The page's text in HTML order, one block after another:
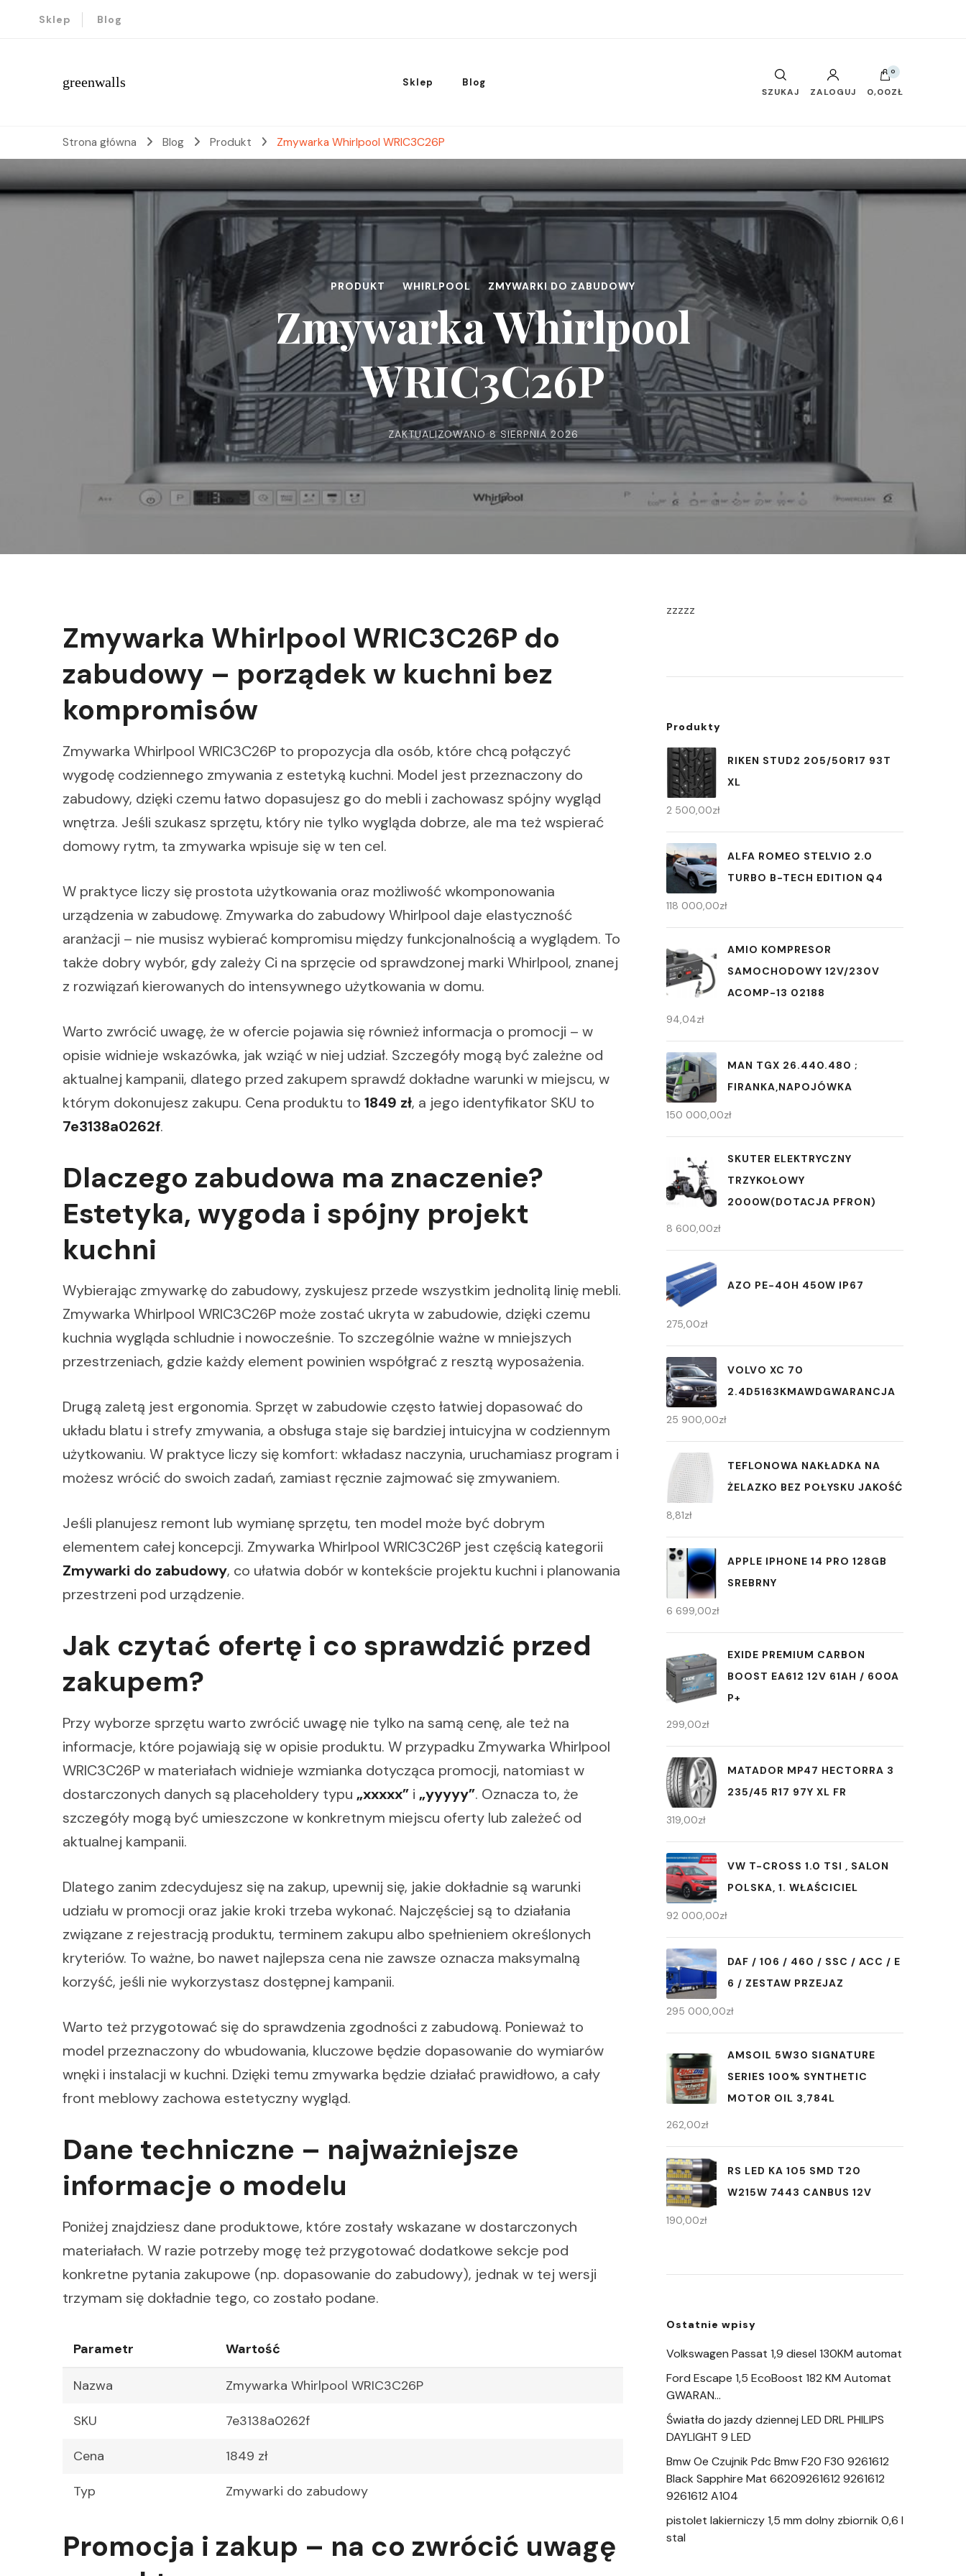
Sklep Blog
greenwalls Sklep Blog
SZUKAJ ZALOGUJ
0
0,00ZŁ
Strona główna Blog Produkt Zmywarka Whirlpool WRIC3C26P
PRODUKT WHIRLPOOL ZMYWARKI DO ZABUDOWY
Zmywarka Whirlpool
WRIC3C26P
ZAKTUALIZOWANO8 SIERPNIA 2026
Zmywarka Whirlpool WRIC3C26P do
zabudowy – porządek w kuchni bez
kompromisów
Zmywarka Whirlpool WRIC3C26P to propozycja dla osób, które chcą połączyć
wygodę codziennego zmywania z estetyką kuchni. Model jest przeznaczony do
zabudowy, dzięki czemu łatwo dopasujesz go do mebli i zachowasz spójny wygląd
wnętrza. Jeśli szukasz sprzętu, który nie tylko wygląda dobrze, ale ma też wspierać
domowy rytm, ta zmywarka wpisuje się w ten cel.
W praktyce liczy się prostota użytkowania oraz możliwość wkomponowania
urządzenia w zabudowę. Zmywarka do zabudowy Whirlpool daje elastyczność
aranżacji – nie musisz wybierać kompromisu między funkcjonalnością a wyglądem. To
także dobry wybór, gdy zależy Ci na sprzęcie od sprawdzonej marki Whirlpool, znanej
z rozwiązań kierowanych do intensywnego użytkowania w domu.
Warto zwrócić uwagę, że w ofercie pojawia się również informacja o promocji – w
opisie widnieje wskazówka, jak wziąć w niej udział. Szczegóły mogą być zależne od
aktualnej kampanii, dlatego przed zakupem sprawdź dokładne warunki w miejscu, w
którym dokonujesz zakupu. Cena produktu to 1849 zł, a jego identyfikator SKU to
7e3138a0262f.
Dlaczego zabudowa ma znaczenie?
Estetyka, wygoda i spójny projekt
kuchni
Wybierając zmywarkę do zabudowy, zyskujesz przede wszystkim jednolitą linię mebli.
Zmywarka Whirlpool WRIC3C26P może zostać ukryta w zabudowie, dzięki czemu
kuchnia wygląda schludnie i nowocześnie. To szczególnie ważne w mniejszych
przestrzeniach, gdzie każdy element powinien współgrać z resztą wyposażenia.
Drugą zaletą jest ergonomia. Sprzęt w zabudowie często łatwiej dopasować do
układu blatu i strefy zmywania, a obsługa staje się bardziej intuicyjna w codziennym
użytkowaniu. W praktyce liczy się komfort: wkładasz naczynia, uruchamiasz program i
możesz wrócić do swoich zadań, zamiast ręcznie zajmować się zmywaniem.
Jeśli planujesz remont lub wymianę sprzętu, ten model może być dobrym
elementem całej koncepcji. Zmywarka Whirlpool WRIC3C26P jest częścią kategorii
Zmywarki do zabudowy, co ułatwia dobór w kontekście projektu kuchni i planowania
przestrzeni pod urządzenie.
Jak czytać ofertę i co sprawdzić przed
zakupem?
Przy wyborze sprzętu warto zwrócić uwagę nie tylko na samą cenę, ale też na
informacje, które pojawiają się w opisie produktu. W przypadku Zmywarka Whirlpool
WRIC3C26P w materiałach widnieje wzmianka dotycząca promocji, natomiast w
dostarczonych danych są placeholdery typu „xxxxx” i „yyyyy”. Oznacza to, że
szczegóły mogą być umieszczone w konkretnym miejscu oferty lub zależeć od
aktualnej kampanii.
Dlatego zanim zdecydujesz się na zakup, upewnij się, jakie dokładnie są warunki
udziału w promocji oraz jakie kroki trzeba wykonać. Najczęściej są to działania
związane z rejestracją produktu, terminem zakupu albo spełnieniem określonych
kryteriów. To ważne, bo nawet najlepsza cena nie zawsze oznacza maksymalną
korzyść, jeśli nie wykorzystasz dostępnej kampanii.
Warto też przygotować się do sprawdzenia zgodności z zabudową. Ponieważ to
model przeznaczony do wbudowania, kluczowe będzie dopasowanie do wymiarów
wnęki i instalacji w kuchni. Dzięki temu zmywarka będzie działać prawidłowo, a cały
front meblowy zachowa estetyczny wygląd.
Dane techniczne – najważniejsze
informacje o modelu
Poniżej znajdziesz dane produktowe, które zostały wskazane w dostarczonych
materiałach. W razie potrzeby mogę też przygotować dodatkowe sekcje pod
konkretne pytania zakupowe (np. dopasowanie do zabudowy), jednak w tej wersji
trzymam się dokładnie tego, co zostało podane.
Parametr Wartość
Nazwa Zmywarka Whirlpool WRIC3C26P
SKU 7e3138a0262f
Cena 1849 zł
Typ Zmywarki do zabudowy
Promocja i zakup – na co zwrócić uwagę
zzzzz
Produkty
RIKEN STUD2 205/50R17 93T
XL
2 500,00zł
ALFA ROMEO STELVIO 2.0
TURBO B-TECH EDITION Q4
118 000,00zł
AMIO KOMPRESOR
SAMOCHODOWY 12V/230V
ACOMP-13 02188
94,04zł
MAN TGX 26.440.480 ;
FIRANKA,NAPOJÓWKA
150 000,00zł
SKUTER ELEKTRYCZNY
TRZYKOŁOWY
2000W(DOTACJA PFRON)
8 600,00zł
AZO PE-40H 450W IP67
275,00zł
VOLVO XC 70
2.4D5163KMAWDGWARANCJA
25 900,00zł
TEFLONOWA NAKŁADKA NA
ŻELAZKO BEZ POŁYSKU JAKOŚĆ
8,81zł
APPLE IPHONE 14 PRO 128GB
SREBRNY
6 699,00zł
EXIDE PREMIUM CARBON
BOOST EA612 12V 61AH / 600A
P+
299,00zł
MATADOR MP47 HECTORRA 3
235/45 R17 97Y XL FR
319,00zł
VW T-CROSS 1.0 TSI , SALON
POLSKA, 1. WŁAŚCICIEL
92 000,00zł
DAF / 106 / 460 / SSC / ACC / E
6 / ZESTAW PRZEJAZ
295 000,00zł
AMSOIL 5W30 SIGNATURE
SERIES 100% SYNTHETIC
MOTOR OIL 3,784L
262,00zł
RS LED KA 105 SMD T20
W215W 7443 CANBUS 12V
190,00zł
Ostatnie wpisy
Volkswagen Passat 1,9 diesel 130KM automat
Ford Escape 1,5 EcoBoost 182 KM Automat
GWARAN…
Światła do jazdy dziennej LED DRL PHILIPS
DAYLIGHT 9 LED
Bmw Oe Czujnik Pdc Bmw F20 F30 9261612
Black Sapphire Mat 66209261612 9261612
9261612 A104
pistolet lakierniczy 1,5 mm dolny zbiornik 0,6 l
stal